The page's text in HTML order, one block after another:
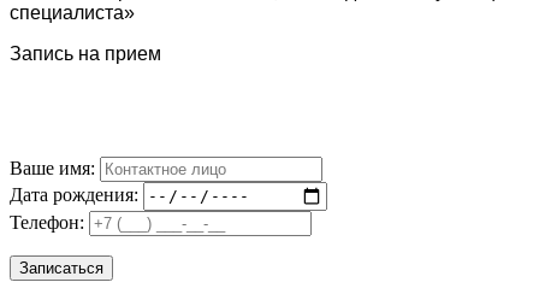
специалиста»
Запись на прием
Ваше имя:
Дата рождения:
Телефон: